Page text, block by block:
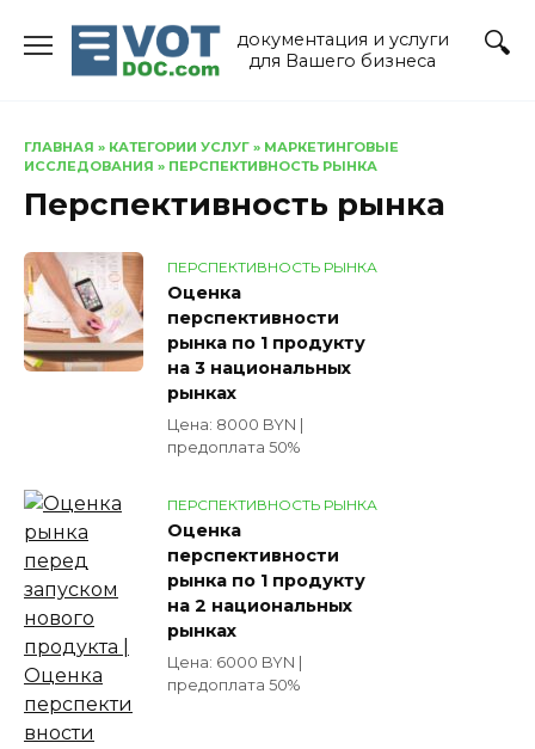
содержанию
документация и услуги
для Вашего бизнеса
ГЛАВНАЯ » КАТЕГОРИИ УСЛУГ » МАРКЕТИНГОВЫЕ
ИССЛЕДОВАНИЯ » ПЕРСПЕКТИВНОСТЬ РЫНКА
Перспективность рынка
ПЕРСПЕКТИВНОСТЬ РЫНКА
Оценка
перспективности
рынка по 1 продукту
на 3 национальных
рынках
Цена: 8000 BYN |
предоплата 50%
ПЕРСПЕКТИВНОСТЬ РЫНКА
Оценка
перспективности
рынка по 1 продукту
на 2 национальных
рынках
Цена: 6000 BYN |
предоплата 50%